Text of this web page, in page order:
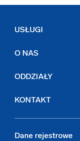
USŁUGI
O NAS
ODDZIAŁY
KONTAKT
Dane rejestrowe